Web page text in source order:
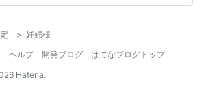
識がなくなった時に適切な処理をして
思っていたはずが、妊娠して数ヶ月の
ろの "妊婦様…
> 妊婦様
ヘルプ 開発ブログ
はてなブログトップ
Hatena.